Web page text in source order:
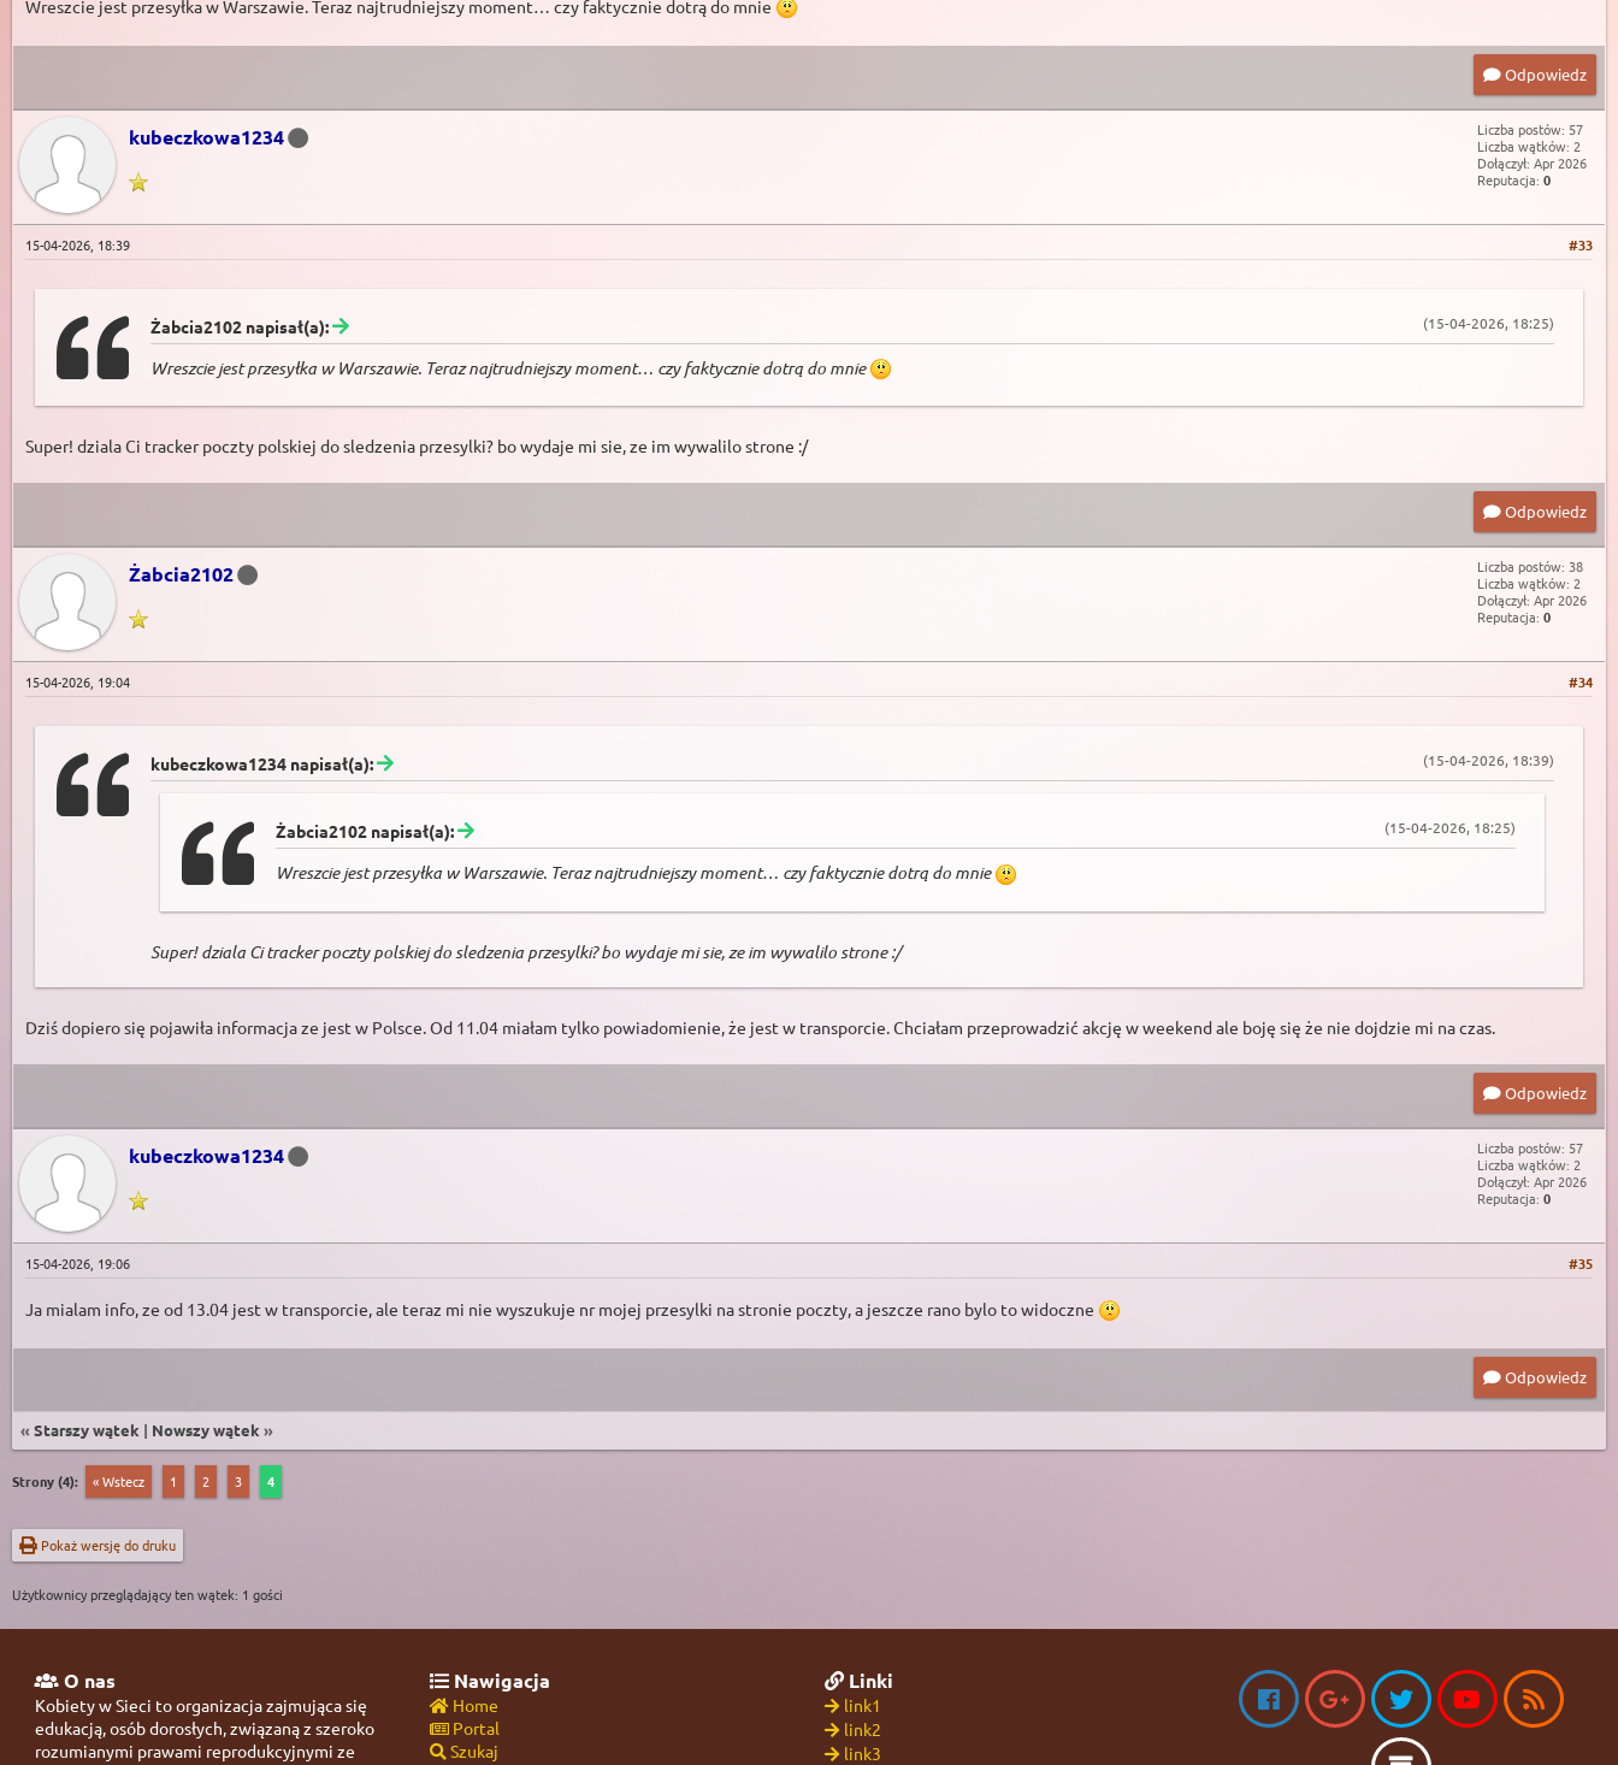
Wreszcie jest przesyłka w Warszawie. Teraz najtrudniejszy moment… czy faktycznie dotrą do mnie
Odpowiedz
kubeczkowa1234
Liczba postów: 57
Liczba wątków: 2
Dołączył: Apr 2026
Reputacja: 0
#33
15-04-2026, 18:39
(15-04-2026, 18:25)
Żabcia2102 napisał(a):
Wreszcie jest przesyłka w Warszawie. Teraz najtrudniejszy moment… czy faktycznie dotrą do mnie
Super! dziala Ci tracker poczty polskiej do sledzenia przesylki? bo wydaje mi sie, ze im wywalilo strone :/
Odpowiedz
Żabcia2102
Liczba postów: 38
Liczba wątków: 2
Dołączył: Apr 2026
Reputacja: 0
#34
15-04-2026, 19:04
(15-04-2026, 18:39)
kubeczkowa1234 napisał(a):
(15-04-2026, 18:25)
Żabcia2102 napisał(a):
Wreszcie jest przesyłka w Warszawie. Teraz najtrudniejszy moment… czy faktycznie dotrą do mnie
Super! dziala Ci tracker poczty polskiej do sledzenia przesylki? bo wydaje mi sie, ze im wywalilo strone :/
Dziś dopiero się pojawiła informacja ze jest w Polsce. Od 11.04 miałam tylko powiadomienie, że jest w transporcie. Chciałam przeprowadzić akcję w weekend ale boję się że nie dojdzie mi na czas.
Odpowiedz
kubeczkowa1234
Liczba postów: 57
Liczba wątków: 2
Dołączył: Apr 2026
Reputacja: 0
#35
15-04-2026, 19:06
Ja mialam info, ze od 13.04 jest w transporcie, ale teraz mi nie wyszukuje nr mojej przesylki na stronie poczty, a jeszcze rano bylo to widoczne
Odpowiedz
« Starszy wątek | Nowszy wątek »
Strony (4): « Wstecz 1 2 3 4
Pokaż wersję do druku
Użytkownicy przeglądający ten wątek: 1 gości
O nas
Kobiety w Sieci to organizacja zajmująca się
edukacją, osób dorosłych, związaną z szeroko
rozumianymi prawami reprodukcyjnymi ze
Nawigacja
Home
Portal
Szukaj
Linki
link1
link2
link3